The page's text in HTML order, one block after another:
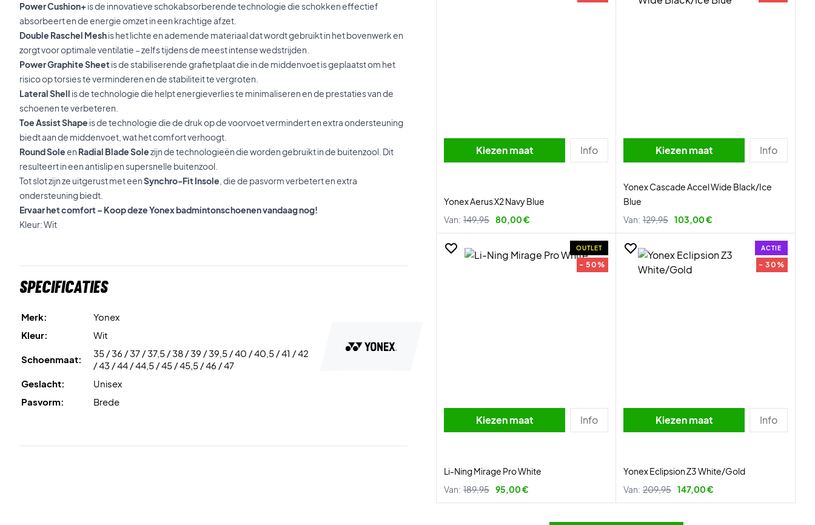
Power Cushion+is de innovatieve schokabsorberende technologie die schokken effectief
absorbeert en de energie omzet in een krachtige afzet.
Double Raschel Meshis het lichte en ademende materiaal dat wordt gebruikt in het bovenwerk en
zorgt voor optimale ventilatie – zelfs tijdens de meest intense wedstrijden.
Power Graphite Sheetis de stabiliserende grafietplaat die in de middenvoet is geplaatst om het
risico op torsies te verminderen en de stabiliteit te vergroten.
Lateral Shell is de technologie die helpt energieverlies te minimaliseren en de prestaties van de
schoenen te verbeteren.
Toe Assist Shape is de technologie die de druk op de voorvoet vermindert en extra ondersteuning
biedt aan de middenvoet, wat het comfort verhoogt.
Round Soleen Radial Blade Solezijn de technologieën die worden gebruikt in de buitenzool. Dit
resulteert in een antislip en supersnelle buitenzool.
Tot slot zijn ze uitgerust met eenSynchro-Fit Insole , die de pasvorm verbetert en extra
ondersteuning biedt.
Ervaar het comfort – Koop deze Yonex badmintonschoenen vandaag nog!
Kleur: Wit
Specificaties
Merk:
Yonex
Kleur:
Wit
Schoenmaat:
35 / 36 / 37 / 37,5 / 38 / 39 / 39,5 / 40 / 40,5 / 41 / 42
/ 43 / 44 / 44,5 / 45 / 45,5 / 46 / 47
Geslacht:
Unisex
Pasvorm:
Brede
Kiezen maat Info
Yonex Aerus X2 Navy Blue
Van: 149,95 80,00 €
Kiezen maat Info
Yonex Cascade Accel Wide Black/Ice
Blue
Van: 129,95 103,00 €
OUTLET
- 50%
Kiezen maat Info
Li-Ning Mirage Pro White
Van: 189,95 95,00 €
ACTIE
- 30%
Kiezen maat Info
Yonex Eclipsion Z3 White/Gold
Van: 209,95 147,00 €